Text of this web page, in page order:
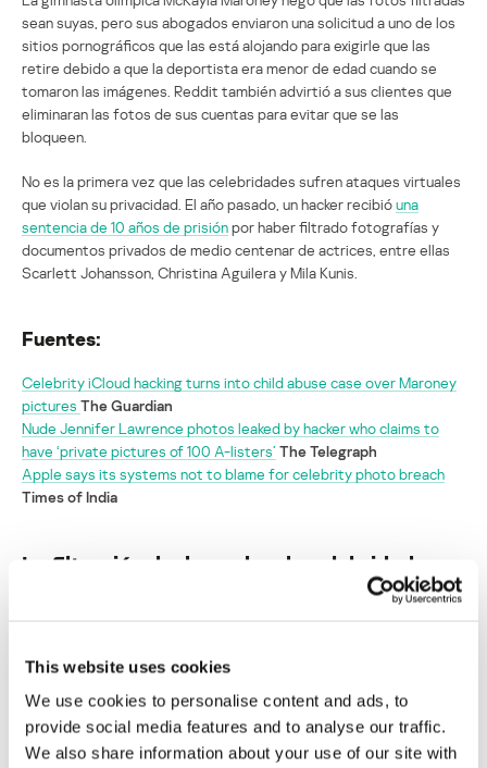
This website uses cookies
We use cookies to personalise content and ads, to
provide social media features and to analyse our traffic.
We also share information about your use of our site with
sean suyas, pero sus abogados enviaron una solicitud a uno de los
sitios pornográficos que las está alojando para exigirle que las
retire debido a que la deportista era menor de edad cuando se
tomaron las imágenes. Reddit también advirtió a sus clientes que
eliminaran las fotos de sus cuentas para evitar que se las
bloqueen.
No es la primera vez que las celebridades sufren ataques virtuales
que violan su privacidad. El año pasado, un hacker recibióuna
sentencia de 10 años de prisiónpor haber filtrado fotografías y
documentos privados de medio centenar de actrices, entre ellas
Scarlett Johansson, Christina Aguilera y Mila Kunis.
Fuentes:
Celebrity iCloud hacking turns into child abuse case over Maroney
pictures The Guardian
Nude Jennifer Lawrence photos leaked by hacker who claims to
have ‘private pictures of 100 A-listers’ The Telegraph
Apple says its systems not to blame for celebrity photo breach
Times of India
La filtración de desnudos de celebridades
Su dirección de correo electrónico no será publicada.